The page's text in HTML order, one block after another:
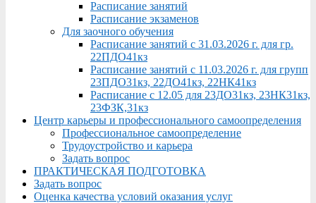
Расписание занятий
Расписание экзаменов
Для заочного обучения
Расписание занятий с 31.03.2026 г. для гр.
22ПДО41кз
Расписание занятий с 11.03.2026 г. для групп
23ПДО31кз, 22ДО41кз, 22НК41кз
Расписание с 12.05 для 23ДО31кз, 23НК31кз,
23ФЗК,31кз
Центр карьеры и профессионального самоопределения
Профессиональное самоопределение
Трудоустройство и карьера
Задать вопрос
ПРАКТИЧЕСКАЯ ПОДГОТОВКА
Задать вопрос
Оценка качества условий оказания услуг